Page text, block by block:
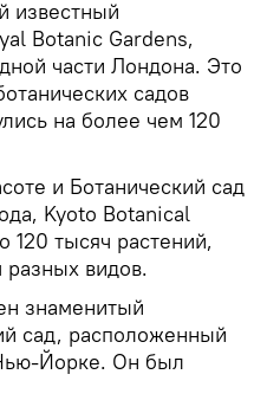
известный
Botanic Gardens,
части Лондона. Это
садов
на более чем 120
и Ботанический сад
Kyoto Botanical
120 тысяч растений,
разных видов.
знаменитый
сад, расположенный
Йорке. Он был